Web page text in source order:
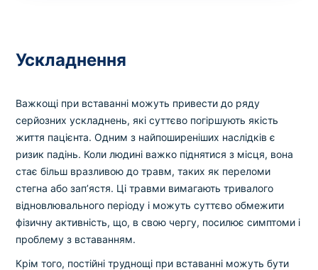
Ускладнення
Важкощі при вставанні можуть привести до ряду
серйозних ускладнень, які суттєво погіршують якість
життя пацієнта. Одним з найпоширеніших наслідків є
ризик падінь. Коли людині важко піднятися з місця, вона
стає більш вразливою до травм, таких як переломи
стегна або зап’ястя. Ці травми вимагають тривалого
відновлювального періоду і можуть суттєво обмежити
фізичну активність, що, в свою чергу, посилює симптоми і
проблему з вставанням.
Крім того, постійні труднощі при вставанні можуть бути